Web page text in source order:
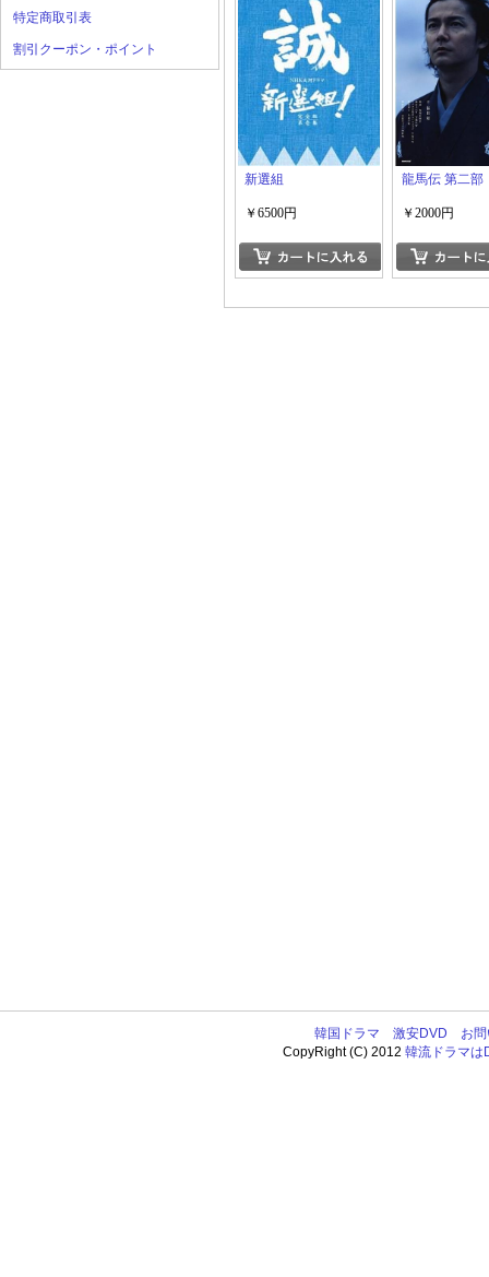
特定商取引表
割引クーポン・ポイント
新選組
￥6500円
龍馬伝 第二部
￥2000円
韓国ドラマ 激安DVD
お
CopyRight (C) 2012韓流ドラマは